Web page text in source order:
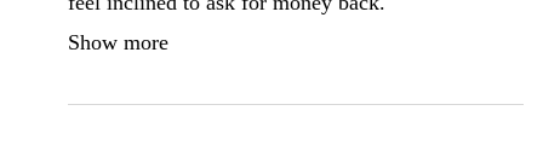
Show more